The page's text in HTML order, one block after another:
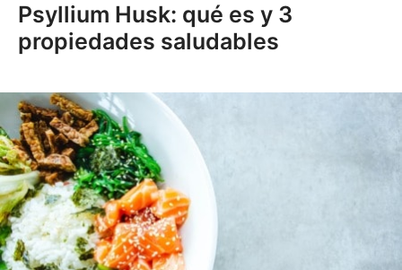
Psyllium Husk: qué es y 3
propiedades saludables